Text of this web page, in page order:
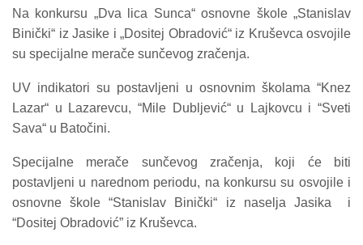
Na konkursu „Dva lica Sunca“ osnovne škole „Stanislav
Binički“ iz Jasike i „Dositej Obradović“ iz Kruševca osvojile
su specijalne merače sunčevog zračenja.
UV indikatori su postavljeni u osnovnim školama “Knez
Lazar“ u Lazarevcu, “Mile Dubljević“ u Lajkovcu i “Sveti
Sava“ u Batočini.
Specijalne merače sunčevog zračenja, koji će biti
postavljeni u narednom periodu, na konkursu su osvojile i
osnovne škole “Stanislav Binički“ iz naselja Jasika i
“Dositej Obradović” iz Kruševca.